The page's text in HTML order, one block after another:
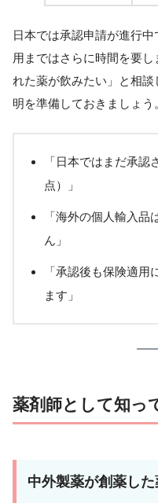
日本では承認申請が進行
用まではさらに時間を要
れた薬が飲みたい」と相
明を準備しておきましょう
「日本ではまだ承認
点）」
「海外の個人輸入
ん」
「承認後も保険適用
ます」
薬剤師として知っ
中外製薬が創薬し